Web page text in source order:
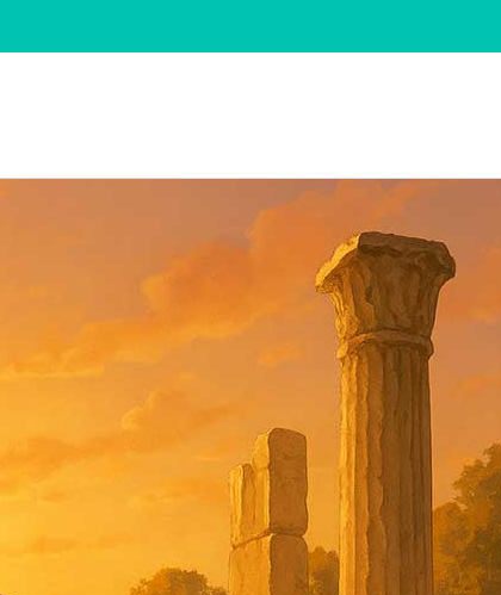
Benvenuti
Scegli una categoria
Offerte integrate
Risparmia con più esperienze in un solo biglietto